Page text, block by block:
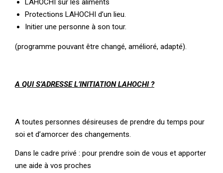
LAHOCHI sur les aliments
Protections LAHOCHI d’un lieu.
Initier une personne à son tour.
(programme pouvant être changé, amélioré, adapté).
A QUI S’ADRESSE L’INITIATION LAHOCHI ?
A toutes personnes désireuses de prendre du temps pour
soi et d’amorcer des changements.
Dans le cadre privé : pour prendre soin de vous et apporter
une aide à vos proches